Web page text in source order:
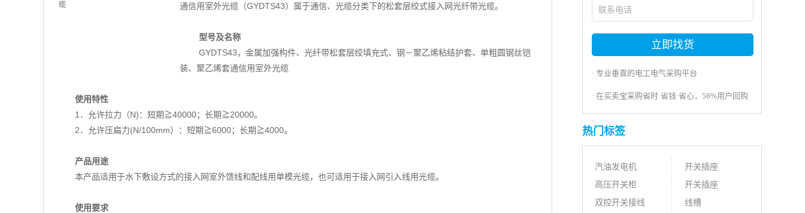
通信用室外光缆（GYDTS43）属于通信、光缆分类下的松套层绞式接入网光纤带光缆。
型号及名称
GYDTS43，金属加强构件、光纤带松套层绞填充式、钢－聚乙烯粘结护套、单粗圆钢丝铠
装、聚乙烯套通信用室外光缆
使用特性
1．允许拉力（N)：短期≧40000；长期≧20000。
2．允许压扁力(N/100mm）：短期≧6000；长期≧4000。
产品用途
本产品适用于水下敷设方式的接入网室外馈线和配线用单模光缆，也可适用于接入网引入线用光缆。
使用要求
立即找货
· 专业垂直的电工电气采购平台
· 在买卖宝采购省时·省钱·省心，58%用户回购
热门标签
汽油发电机
高压开关柜
双控开关接线
开关插座
开关插座
线槽